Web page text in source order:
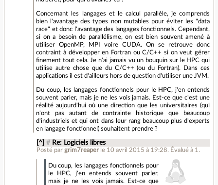
Concernant les langages et le calcul parallèle, je comprends
bien l'avantage des types non mutables pour éviter les "data
race" et donc l'avantage des langages fonctionnels. Cependant,
si on a besoin de parallélisme, on est bien souvent amené à
utiliser OpenMP, MPI voire CUDA. On se retrouve donc
contraint à développer en Fortran ou C/C++ si on veut gérer
finement tout cela. Je n'ai jamais vu un bouquin sur le HPC qui
utilise autre chose que du C/C++ (ou du Fortran). Dans ces
applications il est d'ailleurs hors de question d'utiliser une JVM.
Du coup, les langages fonctionnels pour le HPC, j'en entends
souvent parler, mais je ne les vois jamais. Est-ce que c'est une
réalité aujourd'hui où une direction que les universitaires (qui
n'ont pas autant de contrainte historique que beaucoup
d'industriels et qui ont dans leur rang beaucoup plus d'experts
en langage fonctionnel) souhaitent prendre ?
[^] # Re: Logiciels libres
Posté par grim7reaper le 10 avril 2015 à 19:28. Évalué à 1 .
Du coup, les langages fonctionnels pour
le HPC, j'en entends souvent parler,
mais je ne les vois jamais. Est-ce que